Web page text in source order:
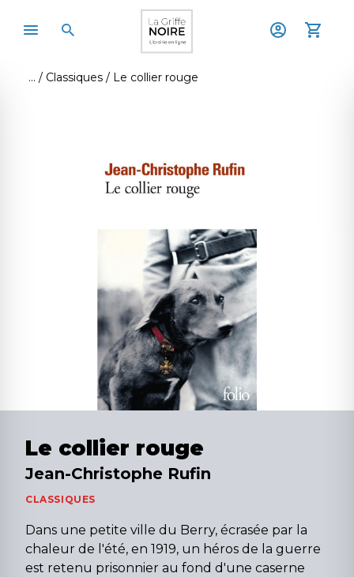
Classiques Le collier rouge
Le collier rouge
Jean-Christophe Rufin
CLASSIQUES
Dans une petite ville du Berry, écrasée par la
chaleur de l'été, en 1919, un héros de la guerre
est retenu prisonnier au fond d'une caserne